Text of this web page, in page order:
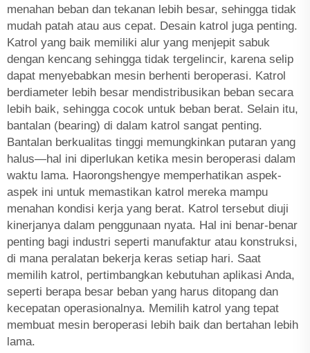
menahan beban dan tekanan lebih besar, sehingga tidak
mudah patah atau aus cepat. Desain katrol juga penting.
Katrol yang baik memiliki alur yang menjepit sabuk
dengan kencang sehingga tidak tergelincir, karena selip
dapat menyebabkan mesin berhenti beroperasi. Katrol
berdiameter lebih besar mendistribusikan beban secara
lebih baik, sehingga cocok untuk beban berat. Selain itu,
bantalan (bearing) di dalam katrol sangat penting.
Bantalan berkualitas tinggi memungkinkan putaran yang
halus—hal ini diperlukan ketika mesin beroperasi dalam
waktu lama. Haorongshengye memperhatikan aspek-
aspek ini untuk memastikan katrol mereka mampu
menahan kondisi kerja yang berat. Katrol tersebut diuji
kinerjanya dalam penggunaan nyata. Hal ini benar-benar
penting bagi industri seperti manufaktur atau konstruksi,
di mana peralatan bekerja keras setiap hari. Saat
memilih katrol, pertimbangkan kebutuhan aplikasi Anda,
seperti berapa besar beban yang harus ditopang dan
kecepatan operasionalnya. Memilih katrol yang tepat
membuat mesin beroperasi lebih baik dan bertahan lebih
lama.